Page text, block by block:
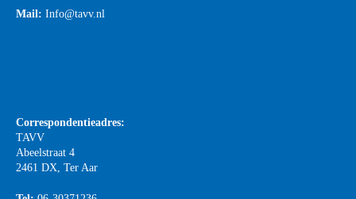
Mail: Info@tavv.nl
Correspondentieadres:
TAVV
Abeelstraat 4
2461 DX, Ter Aar